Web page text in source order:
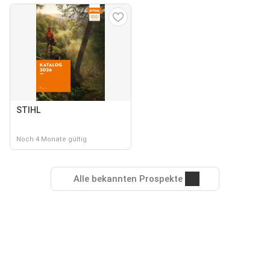
STIHL
Noch 4 Monate gültig
Alle bekannten Prospekte